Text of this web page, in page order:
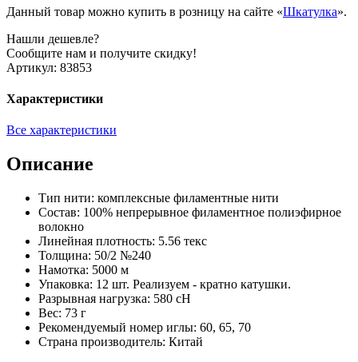
Данный товар можно купить в розницу на сайте «Шкатулка».
Нашли дешевле?
Сообщите нам и получите скидку!
Артикул: 83853
Характеристики
Все характеристики
Описание
Тип нити: комплексные филаментные нити
Состав: 100% непрерывное филаментное полиэфирное
волокно
Линейная плотность: 5.56 текс
Толщина: 50/2 №240
Намотка: 5000 м
Упаковка: 12 шт. Реализуем - кратно катушки.
Разрывная нагрузка: 580 сН
Вес: 73 г
Рекомендуемый номер иглы: 60, 65, 70
Страна производитель: Китай